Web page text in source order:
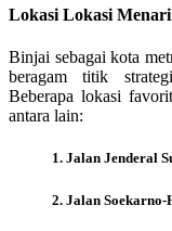
Lokasi Lokasi
Binjai sebagai kota
beragam titik
Beberapa lokasi
antara lain:
1. Jalan Jenderal
2. Jalan Soekarno-